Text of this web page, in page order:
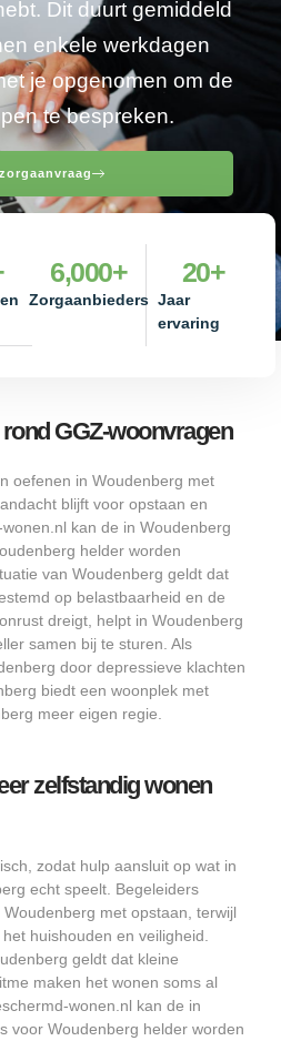
Dit duurt gemiddeld
enkele werkdagen
je opgenomen om de
te bespreken.
Zorgaanbieders
6,000+
Jaar
ervaring
20+
GGZ-woonvragen
oefenen in Woudenberg met
blijft voor opstaan en
kan de in Woudenberg
helder worden
van Woudenberg geldt dat
op belastbaarheid en de
dreigt, helpt in Woudenberg
samen bij te sturen. Als
door depressieve klachten
biedt een woonplek met
meer eigen regie.
zelfstandig wonen
zodat hulp aansluit op wat in
echt speelt. Begeleiders
met opstaan, terwijl
huishouden en veiligheid.
geldt dat kleine
maken het wonen soms al
wonen.nl kan de in
voor Woudenberg helder worden